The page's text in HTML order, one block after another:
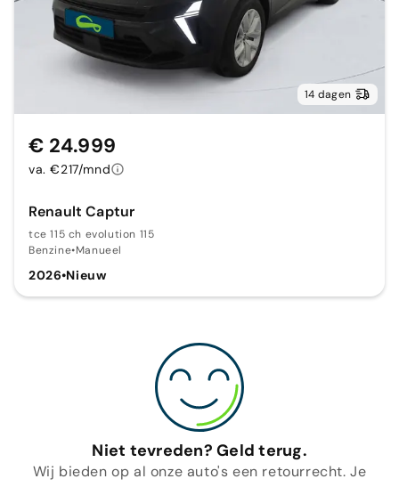
14 dagen
Renault Captur
tce 115 ch evolution 115
Benzine•Manueel
2026•Nieuw
€ 24.999
va. €217/mnd
Niet tevreden? Geld terug.
Wij bieden op al onze auto's een retourrecht. Je